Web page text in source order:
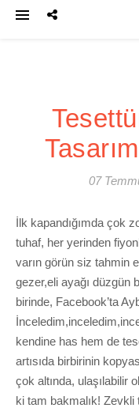
07
İlk kapandığımda çok
tuhaf, her yerinden
varın görün siz tahmin
gezer,eli ayağı düzgün
birinde, Facebook’ta
kendine has hem de
artısıda birbirinin
çok altında, ulaşılabilir
ki tam bakmalık! Zevkli